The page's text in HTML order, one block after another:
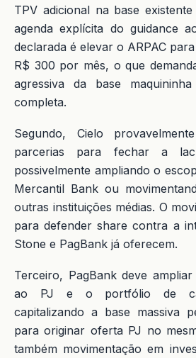
TPV adicional na base
agenda explícita do guidance
declarada é elevar o ARPAC
R$ 300 por mês, o que
agressiva da base
completa.
Segundo, Cielo
parcerias para fechar a
possivelmente ampliando o
Mercantil Bank ou
outras instituições médias. O
para defender share contra a
Stone e PagBank já oferecem.
Terceiro, PagBank deve
ao PJ e o portfólio de
capitalizando a base massiva
para originar oferta PJ no
também movimentação em